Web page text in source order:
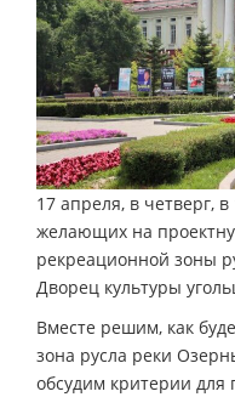
17 апреля, в четверг,
желающих на
рекреационной зоны
Дворец культуры
Вместе решим, как
зона русла реки
обсудим критерии для